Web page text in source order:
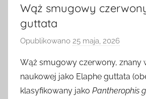
Wąż smugowy
guttata
Opublikowano 25 maja, 2026
z
e
z
Wąż smugowy czerwony, znany
naukowej jako Elaphe guttata
klasyfikowany jako Pantherophis